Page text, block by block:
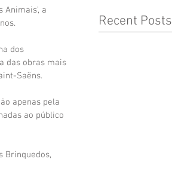
a
dos
das obras mais
Saëns.
apenas pela
ao público
Brinquedos,
Recent Posts